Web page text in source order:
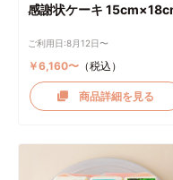
感謝状ケーキ
ご利用日:8月12日〜
￥6,160〜（税込）
商品詳細を見る